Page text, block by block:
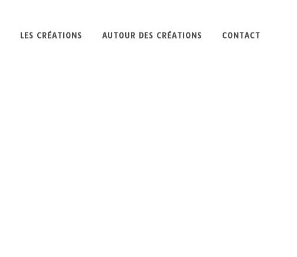
LES CRÉATIONS AUTOUR DES CRÉATIONS CONTACT